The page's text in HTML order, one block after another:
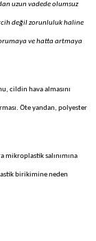
uzun vadede olumsuz
değil zorunluluk haline
ve hatta artmaya
cildin hava almasını
Öte yandan, polyester
mikroplastik salınımına
birikimine neden